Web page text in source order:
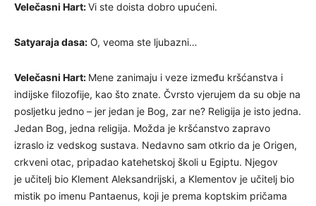
Velečasni Hart:Vi ste doista dobro upućeni.
Satyaraja dasa: O, veoma ste ljubazni…
Velečasni Hart: Mene zanimaju i veze između kršćanstva i
indijske filozofije, kao što znate. Čvrsto vjerujem da su obje na
posljetku jedno – jer jedan je Bog, zar ne? Religija je isto jedna.
Jedan Bog, jedna religija. Možda je kršćanstvo zapravo
izraslo iz vedskog sustava. Nedavno sam otkrio da je Origen,
crkveni otac, pripadao katehetskoj školi u Egiptu. Njegov
je učitelj bio Klement Aleksandrijski, a Klementov je učitelj bio
mistik po imenu Pantaenus, koji je prema koptskim pričama